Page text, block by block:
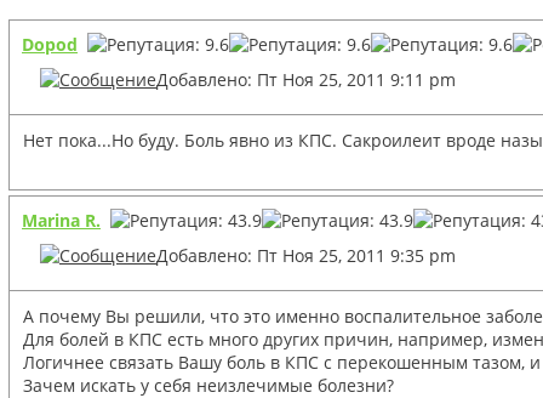
Dopod
Добавлено: Пт Ноя 25, 2011 9:11 pm
Нет пока...Но буду. Боль явно из КПС. Сакроилеит вроде
Marina R.
Добавлено: Пт Ноя 25, 2011 9:35 pm
А почему Вы решили, что это именно воспалительное
Для болей в КПС есть много других причин, например,
Логичнее связать Вашу боль в КПС с перекошенным тазом,
Зачем искать у себя неизлечимые болезни?